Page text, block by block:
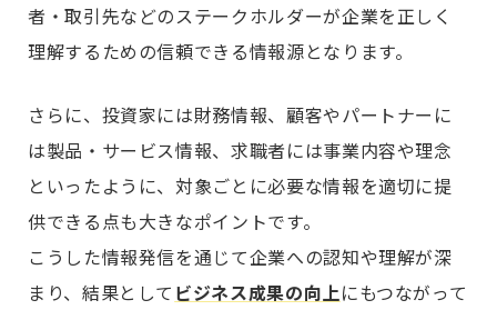
者・取引先などのステークホルダーが企業を正しく
理解するための信頼できる情報源となります。
さらに、投資家には財務情報、顧客やパートナーに
は製品・サービス情報、求職者には事業内容や理念
といったように、対象ごとに必要な情報を適切に提
供できる点も大きなポイントです。
こうした情報発信を通じて企業への認知や理解が深
まり、結果として ビジネス成果の向上にもつながって